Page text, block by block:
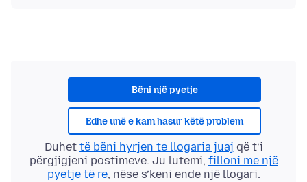
Bëni një pyetje
Edhe unë e kam hasur këtë problem
Duhet të bëni hyrjen te llogaria juaj që t’i
përgjigjeni postimeve. Ju lutemi, filloni me një
pyetje të re, nëse s’keni ende një llogari.